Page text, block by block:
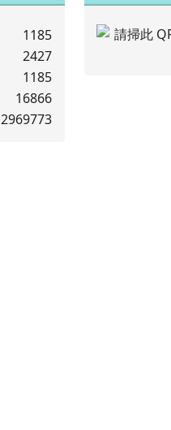
1185
2427
1185
16866
2969773